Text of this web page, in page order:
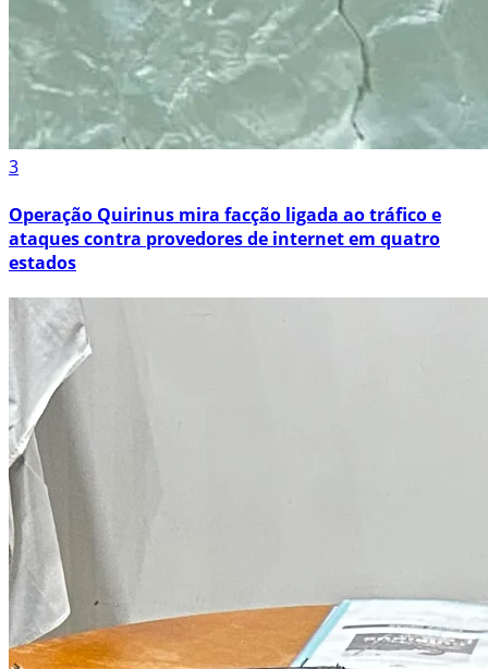
3
Operação Quirinus mira facção ligada ao tráfico e
ataques contra provedores de internet em quatro
estados